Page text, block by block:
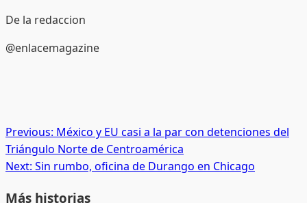
De la redaccion
@enlacemagazine
Post
navigation
Previous: México y EU casi a la par con detenciones del
Triángulo Norte de Centroamérica
Next: Sin rumbo, oficina de Durango en Chicago
Más historias